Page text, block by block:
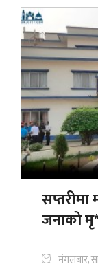
जनाको
मंगलबार,